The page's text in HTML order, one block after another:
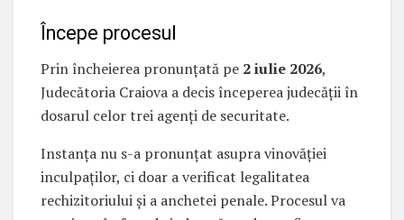
Începe procesul
Prin încheierea pronunțată pe 2 iulie 2026,
Judecătoria Craiova a decis începerea judecății în
dosarul celor trei agenți de securitate.
Instanța nu s-a pronunțat asupra vinovăției
inculpaților, ci doar a verificat legalitatea
rechizitoriului și a anchetei penale. Procesul va